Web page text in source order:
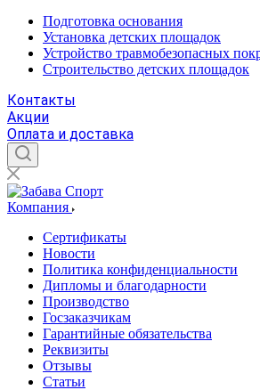
Подготовка основания
Установка детских площадок
Устройство травмобезопасных
Строительство детских площадок
Контакты
Акции
Оплата и доставка
Компания
Сертификаты
Новости
Политика конфиденциальности
Дипломы и благодарности
Производство
Госзаказчикам
Гарантийные обязательства
Реквизиты
Отзывы
Статьи